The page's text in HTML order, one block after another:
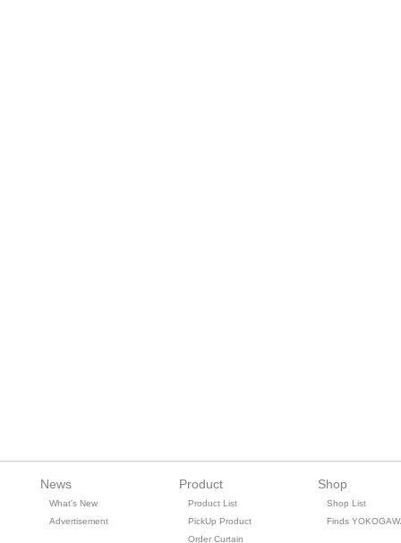
News
What's New
Advertisement
Product
Product List
PickUp Product
Order Curtain
Shop
Shop List
Finds